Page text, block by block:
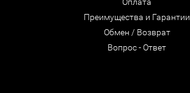
Преимущества и Гарантии
Обмен / Возврат
Вопрос - Ответ